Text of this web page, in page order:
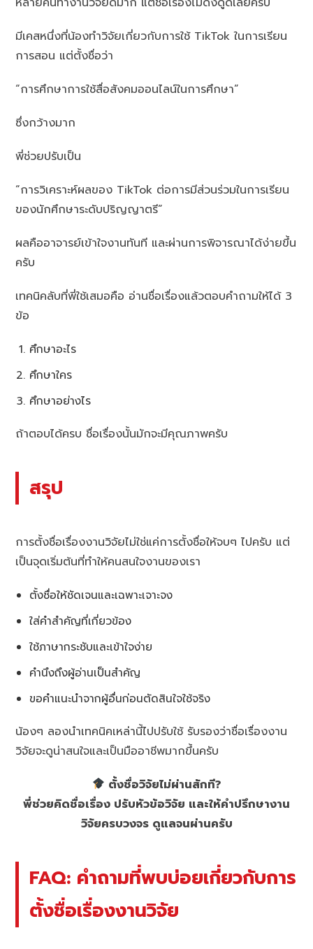
มีเคสหนึ่งที่น้องทำวิจัยเกี่ยวกับการใช้ TikTok ในการเรียน
การสอน แต่ตั้งชื่อว่า
“การศึกษาการใช้สื่อสังคมออนไลน์ในการศึกษา”
ซึ่งกว้างมาก
พี่ช่วยปรับเป็น
“การวิเคราะห์ผลของ TikTok ต่อการมีส่วนร่วมในการเรียน
ของนักศึกษาระดับปริญญาตรี”
ผลคืออาจารย์เข้าใจงานทันที และผ่านการพิจารณาได้ง่ายขึ้น
ครับ
เทคนิคลับที่พี่ใช้เสมอคือ อ่านชื่อเรื่องแล้วตอบคำถามให้ได้ 3
ข้อ
ศึกษาอะไร
ศึกษาใคร
ศึกษาอย่างไร
ถ้าตอบได้ครบ ชื่อเรื่องนั้นมักจะมีคุณภาพครับ
สรุป
การตั้งชื่อเรื่องงานวิจัยไม่ใช่แค่การตั้งชื่อให้จบๆ ไปครับ แต่
เป็นจุดเริ่มต้นที่ทำให้คนสนใจงานของเรา
ตั้งชื่อให้ชัดเจนและเฉพาะเจาะจง
ใส่คำสำคัญที่เกี่ยวข้อง
ใช้ภาษากระชับและเข้าใจง่าย
คำนึงถึงผู้อ่านเป็นสำคัญ
ขอคำแนะนำจากผู้อื่นก่อนตัดสินใจใช้จริง
น้องๆ ลองนำเทคนิคเหล่านี้ไปปรับใช้ รับรองว่าชื่อเรื่องงาน
วิจัยจะดูน่าสนใจและเป็นมืออาชีพมากขึ้นครับ
ตั้งชื่อวิจัยไม่ผ่านสักที?
พี่ช่วยคิดชื่อเรื่อง ปรับหัวข้อวิจัย และให้คำปรึกษางาน
วิจัยครบวงจร ดูแลจนผ่านครับ
FAQ: คำถามที่พบบ่อยเกี่ยวกับการ
ตั้งชื่อเรื่องงานวิจัย